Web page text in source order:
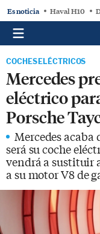
Es noticia Haval H10
COCHES ELÉCTRICOS
Mercedes
eléctrico
Porsche
Mercedes
será su coche
vendrá a sustituir
a su motor V8 de